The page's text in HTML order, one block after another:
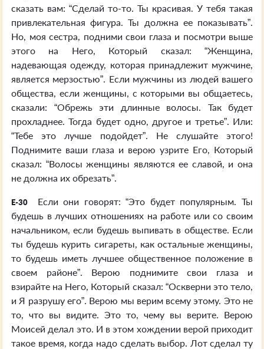
сказать вам: “Сделай то-то. Ты красивая. У тебя такая
привлекательная фигура. Ты должна ее показывать”.
Но, моя сестра, подними свои глаза и посмотри выше
этого на Него, Который сказал: “Женщина,
надевающая одежду, которая принадлежит мужчине,
является мерзостью”. Если мужчины из людей вашего
общества, если женщины, с которыми вы общаетесь,
сказали: “Обрежь эти длинные волосы. Так будет
прохладнее. Тогда будет одно, другое и третье”. Или:
“Тебе это лучше подойдет”. Не слушайте этого!
Поднимите ваши глаза и верою узрите Его, Который
сказал: “Волосы женщины являются ее славой, и она
не должна их обрезать”.
E-30
Если они говорят: “Это будет популярным. Ты
будешь в лучших отношениях на работе или со своим
начальником, если будешь выпивать в обществе. Если
ты будешь курить сигареты, как остальные женщины,
то будешь иметь лучшее общественное положение в
своем районе”. Верою поднимите свои глаза и
взирайте на Него, Который сказал: “Оскверни это тело,
и Я разрушу его”. Верою мы верим всему этому. Это не
то, что вы видите. Это то, чему вы верите. Верою
Моисей делал это. И в этом хождении верой приходит
такое время, когда надо сделать выбор. Лот сделал ту